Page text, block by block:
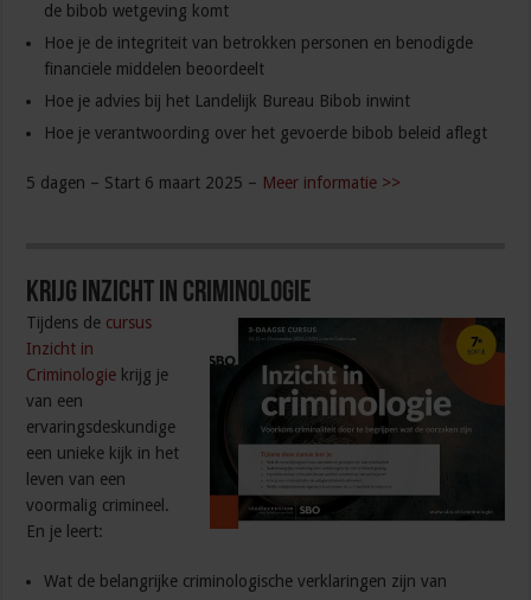
de bibob wetgeving komt
Hoe je de integriteit van betrokken personen en benodigde
financiele middelen beoordeelt
Hoe je advies bij het Landelijk Bureau Bibob inwint
Hoe je verantwoording over het gevoerde bibob beleid aflegt
5 dagen – Start 6 maart 2025 – Meer informatie >>
Krijg inzicht in criminologie
Tijdens de cursus
Inzicht in
Criminologie krijg je
van een
ervaringsdeskundige
een unieke kijk in het
leven van een
voormalig crimineel.
En je leert:
Wat de belangrijke criminologische verklaringen zijn van